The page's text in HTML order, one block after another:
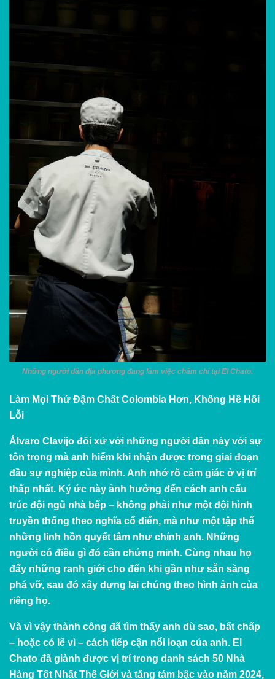
Những người dân địa phương đang làm việc chăm chỉ tại El Chato.
Làm Mọi Thứ Đậm Chất Colombia Hơn, Không Hề Hối
Lỗi
Álvaro Clavijo đối xử với những người dân này với sự
tôn trọng mà anh hiếm khi nhận được trong giai đoạn
đầu sự nghiệp của mình. Anh nhớ rõ cảm giác ở vị trí
thấp nhất. Ký ức này ảnh hưởng đến cách anh cấu
trúc đội ngũ nhà bếp – không phải như một đội hình
truyền thống theo nghĩa cổ điển, mà như một tập thể
những linh hồn quyết tâm như chính anh. Những
người có điều gì đó cần chứng minh. Cùng nhau họ
đẩy những ranh giới cho đến khi gần như sẵn sàng
phá vỡ, sau đó xây dựng lại chúng theo hình ảnh của
riêng họ.
Và vì vậy thành công đã tìm thấy anh dù sao, bất chấp
– hoặc có lẽ vì – cách tiếp cận nổi loạn của anh. El
Chato đã giành được vị trí trong danh sách 50 Nhà
Hàng Tốt Nhất Thế Giới và tăng tám bậc vào năm 2024,